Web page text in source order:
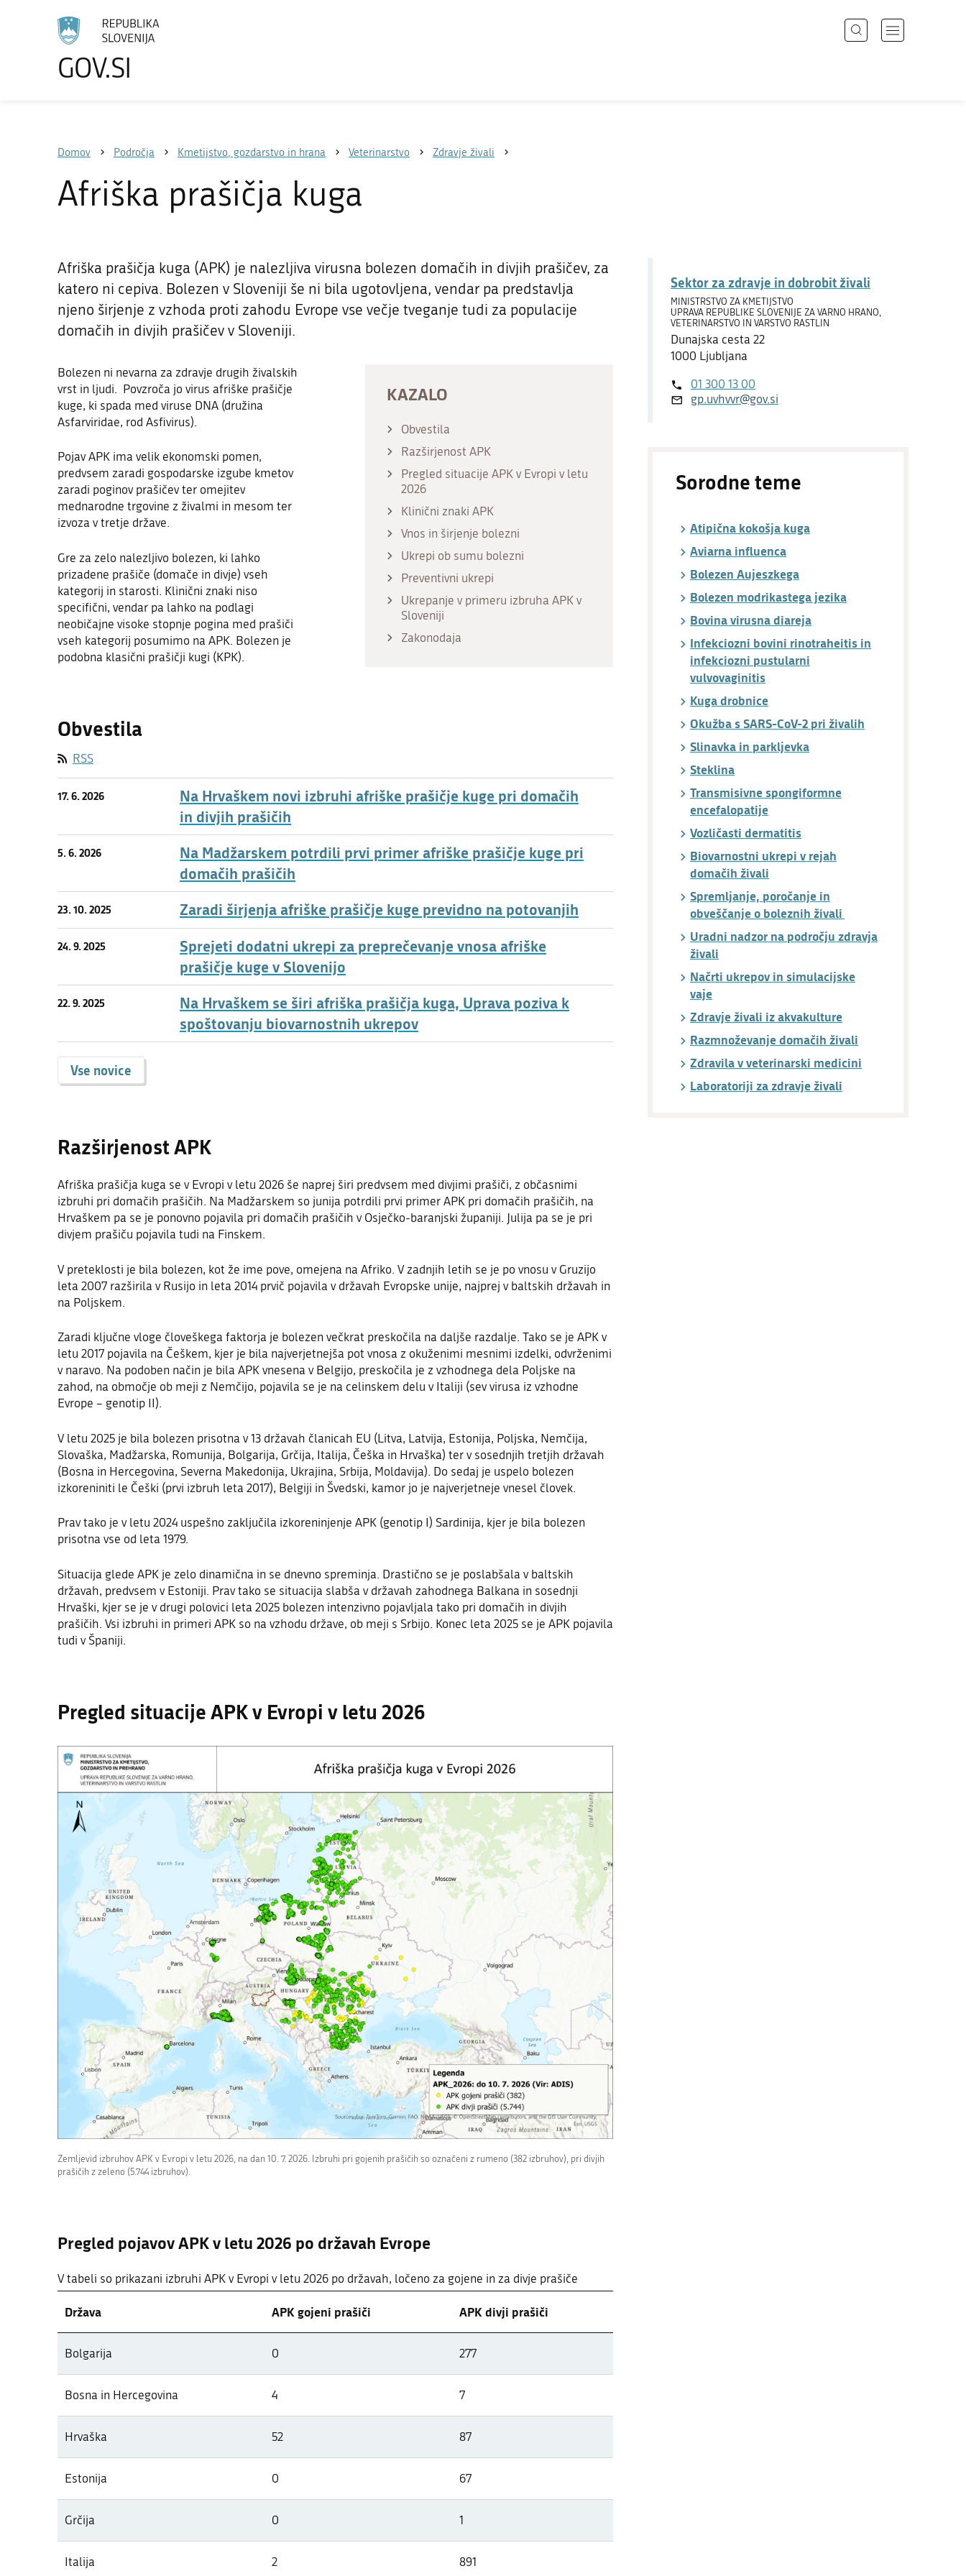
GOV.SI
Odpri
Domov Področja Kmetijstvo, gozdarstvo in hrana Veterinarstvo Zdravje živali
Afriška prašičja kuga
Afriška prašičja kuga (APK) je nalezljiva virusna bolezen domačih in divjih prašičev, za
katero ni cepiva. Bolezen v Sloveniji še ni bila ugotovljena, vendar pa predstavlja
njeno širjenje z vzhoda proti zahodu Evrope vse večje tveganje tudi za populacije
domačih in divjih prašičev v Sloveniji.
KAZALO
Obvestila
Razširjenost APK
Pregled situacije APK v Evropi v letu
2026
Klinični znaki APK
Vnos in širjenje bolezni
Ukrepi ob sumu bolezni
Preventivni ukrepi
Ukrepanje v primeru izbruha APK v
Sloveniji
Zakonodaja
Bolezen ni nevarna za zdravje drugih živalskih
vrst in ljudi. Povzroča jo virus afriške prašičje
kuge, ki spada med viruse DNA (družina
Asfarviridae, rod Asfivirus).
Pojav APK ima velik ekonomski pomen,
predvsem zaradi gospodarske izgube kmetov
zaradi poginov prašičev ter omejitev
mednarodne trgovine z živalmi in mesom ter
izvoza v tretje države.
Gre za zelo nalezljivo bolezen, ki lahko
prizadene prašiče (domače in divje) vseh
kategorij in starosti. Klinični znaki niso
specifični, vendar pa lahko na podlagi
neobičajne visoke stopnje pogina med prašiči
vseh kategorij posumimo na APK. Bolezen je
podobna klasični prašičji kugi (KPK).
Obvestila
RSS
17. 6. 2026
Na Hrvaškem novi izbruhi afriške prašičje kuge pri domačih
in divjih prašičih
5. 6. 2026
Na Madžarskem potrdili prvi primer afriške prašičje kuge pri
domačih prašičih
23. 10. 2025 Zaradi širjenja afriške prašičje kuge previdno na potovanjih
24. 9. 2025
Sprejeti dodatni ukrepi za preprečevanje vnosa afriške
prašičje kuge v Slovenijo
22. 9. 2025
Na Hrvaškem se širi afriška prašičja kuga, Uprava poziva k
spoštovanju biovarnostnih ukrepov
Vse novice
Razširjenost APK
Afriška prašičja kuga se v Evropi v letu 2026 še naprej širi predvsem med divjimi prašiči, z občasnimi
izbruhi pri domačih prašičih. Na Madžarskem so junija potrdili prvi primer APK pri domačih prašičih, na
Hrvaškem pa se je ponovno pojavila pri domačih prašičih v Osječko-baranjski županiji. Julija pa se je pri
divjem prašiču pojavila tudi na Finskem.
V preteklosti je bila bolezen, kot že ime pove, omejena na Afriko. V zadnjih letih se je po vnosu v Gruzijo
leta 2007 razširila v Rusijo in leta 2014 prvič pojavila v državah Evropske unije, najprej v baltskih državah in
na Poljskem.
Zaradi ključne vloge človeškega faktorja je bolezen večkrat preskočila na daljše razdalje. Tako se je APK v
letu 2017 pojavila na Češkem, kjer je bila najverjetnejša pot vnosa z okuženimi mesnimi izdelki, odvrženimi
v naravo. Na podoben način je bila APK vnesena v Belgijo, preskočila je z vzhodnega dela Poljske na
zahod, na območje ob meji z Nemčijo, pojavila se je na celinskem delu v Italiji (sev virusa iz vzhodne
Evrope – genotip II).
V letu 2025 je bila bolezen prisotna v 13 državah članicah EU (Litva, Latvija, Estonija, Poljska, Nemčija,
Slovaška, Madžarska, Romunija, Bolgarija, Grčija, Italija, Češka in Hrvaška) ter v sosednjih tretjih državah
(Bosna in Hercegovina, Severna Makedonija, Ukrajina, Srbija, Moldavija). Do sedaj je uspelo bolezen
izkoreniniti le Češki (prvi izbruh leta 2017), Belgiji in Švedski, kamor jo je najverjetneje vnesel človek.
Prav tako je v letu 2024 uspešno zaključila izkoreninjenje APK (genotip I) Sardinija, kjer je bila bolezen
prisotna vse od leta 1979.
Situacija glede APK je zelo dinamična in se dnevno spreminja. Drastično se je poslabšala v baltskih
državah, predvsem v Estoniji. Prav tako se situacija slabša v državah zahodnega Balkana in sosednji
Hrvaški, kjer se je v drugi polovici leta 2025 bolezen intenzivno pojavljala tako pri domačih in divjih
prašičih. Vsi izbruhi in primeri APK so na vzhodu države, ob meji s Srbijo. Konec leta 2025 se je APK pojavila
tudi v Španiji.
Pregled situacije APK v Evropi v letu 2026
Zemljevid izbruhov APK v Evropi v letu 2026, na dan 10. 7. 2026. Izbruhi pri gojenih prašičih so označeni z rumeno (382 izbruhov), pri divjih
prašičih z zeleno (5.744 izbruhov).
Pregled pojavov APK v letu 2026 po državah Evrope
V tabeli so prikazani izbruhi APK v Evropi v letu 2026 po državah, ločeno za gojene in za divje prašiče
Pregled pojavov APK v letu 2026 po državah Evrope
Država APK gojeni prašiči APK divji prašiči
Bolgarija 0 277
Bosna in Hercegovina 4 7
Hrvaška 52 87
Estonija 0 67
Grčija 0 1
Italija 2 891
Sektor za zdravje in dobrobit živali
MINISTRSTVO ZA KMETIJSTVO
UPRAVA REPUBLIKE SLOVENIJE ZA VARNO HRANO,
VETERINARSTVO IN VARSTVO RASTLIN
Dunajska cesta 22
1000 Ljubljana
01 300 13 00
gp.uvhvvr@gov.si
Sorodne teme
Atipična kokošja kuga
Aviarna influenca
Bolezen Aujeszkega
Bolezen modrikastega jezika
Bovina virusna diareja
Infekciozni bovini rinotraheitis in
infekciozni pustularni
vulvovaginitis
Kuga drobnice
Okužba s SARS-CoV-2 pri živalih
Slinavka in parkljevka
Steklina
Transmisivne spongiformne
encefalopatije
Vozličasti dermatitis
Biovarnostni ukrepi v rejah
domačih živali
Spremljanje, poročanje in
obveščanje o boleznih živali
Uradni nadzor na področju zdravja
živali
Načrti ukrepov in simulacijske
vaje
Zdravje živali iz akvakulture
Razmnoževanje domačih živali
Zdravila v veterinarski medicini
Laboratoriji za zdravje živali